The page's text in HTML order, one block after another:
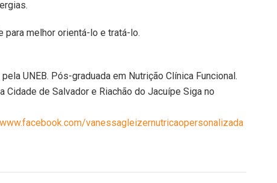
para melhor orientá-lo e tratá-lo.
UNEB. Pós-graduada em Nutrição Clínica Funcional.
Cidade de Salvador e Riachão do Jacuípe Siga no
www.facebook.com/vanessagleizernutricaopersonalizada